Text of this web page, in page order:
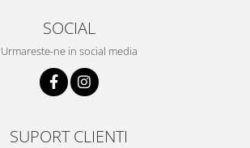
SOCIAL
Urmareste-ne in social media
SUPORT CLIENTI